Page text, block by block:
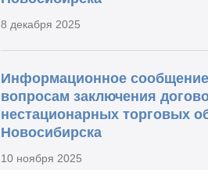
8 декабря 2025
Информационное
вопросам заключения
нестационарных торговых
Новосибирска
10 ноября 2025